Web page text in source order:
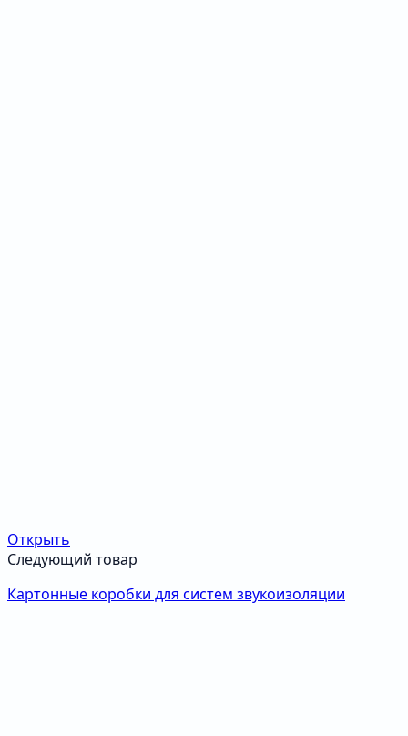
Открыть
Следующий товар
Картонные коробки для систем звукоизоляции